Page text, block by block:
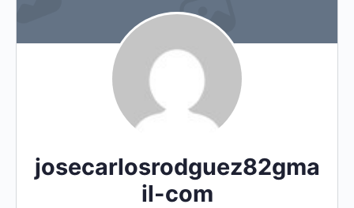
josecarlosrodguez82gma
il-com